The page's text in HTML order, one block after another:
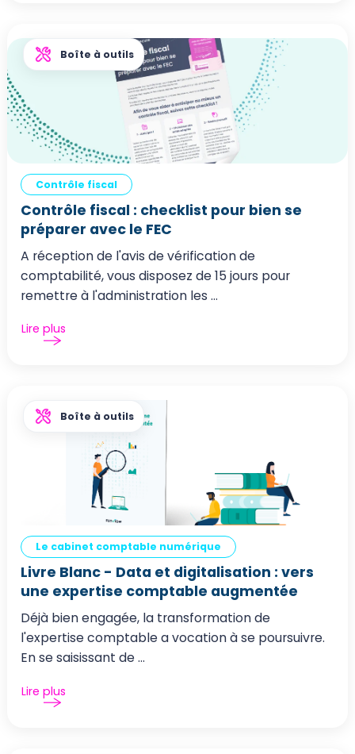
Boîte à outils
Contrôle fiscal
Contrôle fiscal : checklist pour bien se
préparer avec le FEC
A réception de l'avis de vérification de
comptabilité, vous disposez de 15 jours pour
remettre à l'administration les ...
Lire plus
Boîte à outils
Le cabinet comptable numérique
Livre Blanc - Data et digitalisation : vers
une expertise comptable augmentée
Déjà bien engagée, la transformation de
l'expertise comptable a vocation à se poursuivre.
En se saisissant de ...
Lire plus